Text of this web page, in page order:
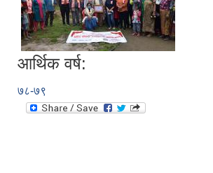
आर्थिक वर्ष:
७८-७९